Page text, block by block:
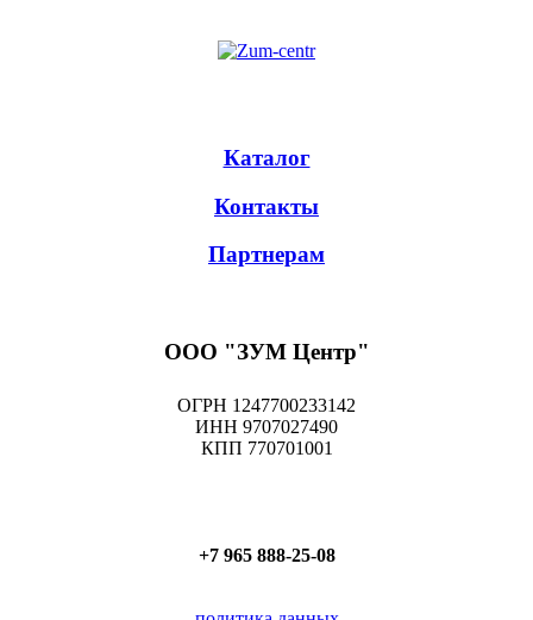
Каталог
Контакты
Партнерам
ООО "ЗУМ Центр"
ОГРН 1247700233142
ИНН 9707027490
КПП 770701001
+7 965 888-25-08